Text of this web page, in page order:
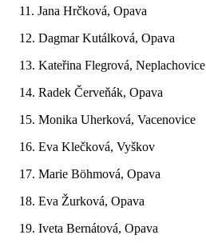
11. Jana Hrčková, Opava
12. Dagmar Kutálková, Opava
13. Kateřina Flegrová, Neplachovice
14. Radek Červeňák, Opava
15. Monika Uherková, Vacenovice
16. Eva Klečková, Vyškov
17. Marie Böhmová, Opava
18. Eva Žurková, Opava
19. Iveta Bernátová, Opava